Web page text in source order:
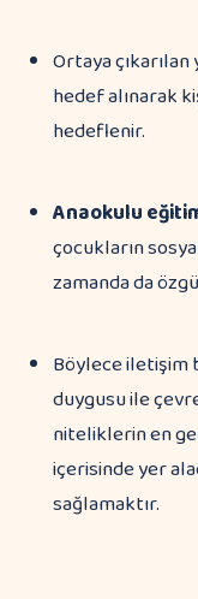
Ortaya
hedef alınarak
hedeflenir.
Anaokulu
çocukların
zamanda da
Böylece iletişim
duygusu ile
niteliklerin en
içerisinde yer
sağlamaktır.